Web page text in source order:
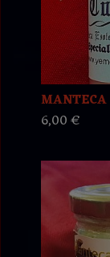
6,00 €